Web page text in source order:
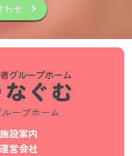
わせ
ープホーム
施設案内
運営会社